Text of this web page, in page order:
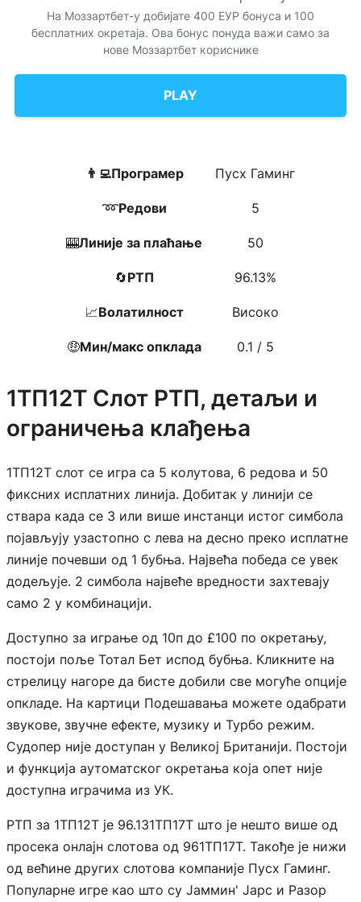
На Моззартбет-у добијате 400 ЕУР бонуса и 100
бесплатних окретаја. Ова бонус понуда важи само за
нове Моззартбет кориснике
PLAY
👨‍💻Програмер Пусх Гаминг
➿Редови 5
🎰Линије за плаћање 50
🔄РТП 96.13%
📈Волатилност Високо
🤑Мин/макс опклада 0.1 / 5
1ТП12Т Слот РТП, детаљи и
ограничења клађења
1ТП12Т слот се игра са 5 колутова, 6 редова и 50
фиксних исплатних линија. Добитак у линији се
ствара када се 3 или више инстанци истог симбола
појављују узастопно с лева на десно преко исплатне
линије почевши од 1 бубња. Највећа победа се увек
додељује. 2 симбола највеће вредности захтевају
само 2 у комбинацији.
Доступно за играње од 10п до £100 по окретању,
постоји поље Тотал Бет испод бубња. Кликните на
стрелицу нагоре да бисте добили све могуће опције
опкладе. На картици Подешавања можете одабрати
звукове, звучне ефекте, музику и Турбо режим.
Судопер није доступан у Великој Британији. Постоји
и функција аутоматског окретања која опет није
доступна играчима из УК.
РТП за 1ТП12Т је 96.131ТП17Т што је нешто више од
просека онлајн слотова од 961ТП17Т. Такође је нижи
од већине других слотова компаније Пусх Гаминг.
Популарне игре као што су Јаммин' Јарс и Разор